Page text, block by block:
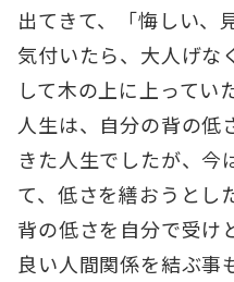
出てきて、「悔しい、
気付いたら、大人げな
して木の上に上ってい
人生は、自分の背の低
きた人生でしたが、今
て、低さを繕おうとし
背の低さを自分で受け
良い人間関係を結ぶ事